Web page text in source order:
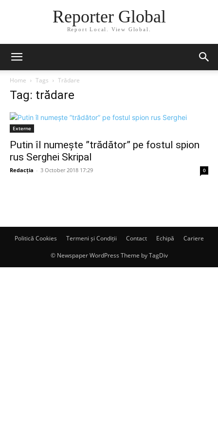
Reporter Global
Report Local. View Global.
Home Tags Trădare
Tag: trădare
Externe
Putin îl numește ”trădător” pe fostul spion
rus Serghei Skripal
Redacția - 3 October 2018 17:29 0
Politică Cookies Termeni și Condiții Contact Echipă Cariere
© Newspaper WordPress Theme by TagDiv